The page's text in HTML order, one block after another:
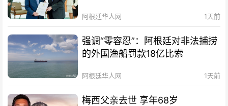
阿根廷华人网 1天前
强调“零容忍”：阿根廷对非法捕捞
的外国渔船罚款18亿比索
阿根廷华人网 1天前
梅西父亲去世 享年68岁